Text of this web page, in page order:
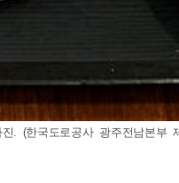
. (한국도로공사 광주전남본부